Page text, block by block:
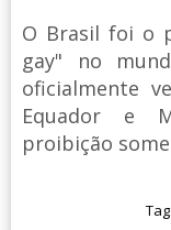
O Brasil foi o
gay" no
oficialmente
Equador e
proibição